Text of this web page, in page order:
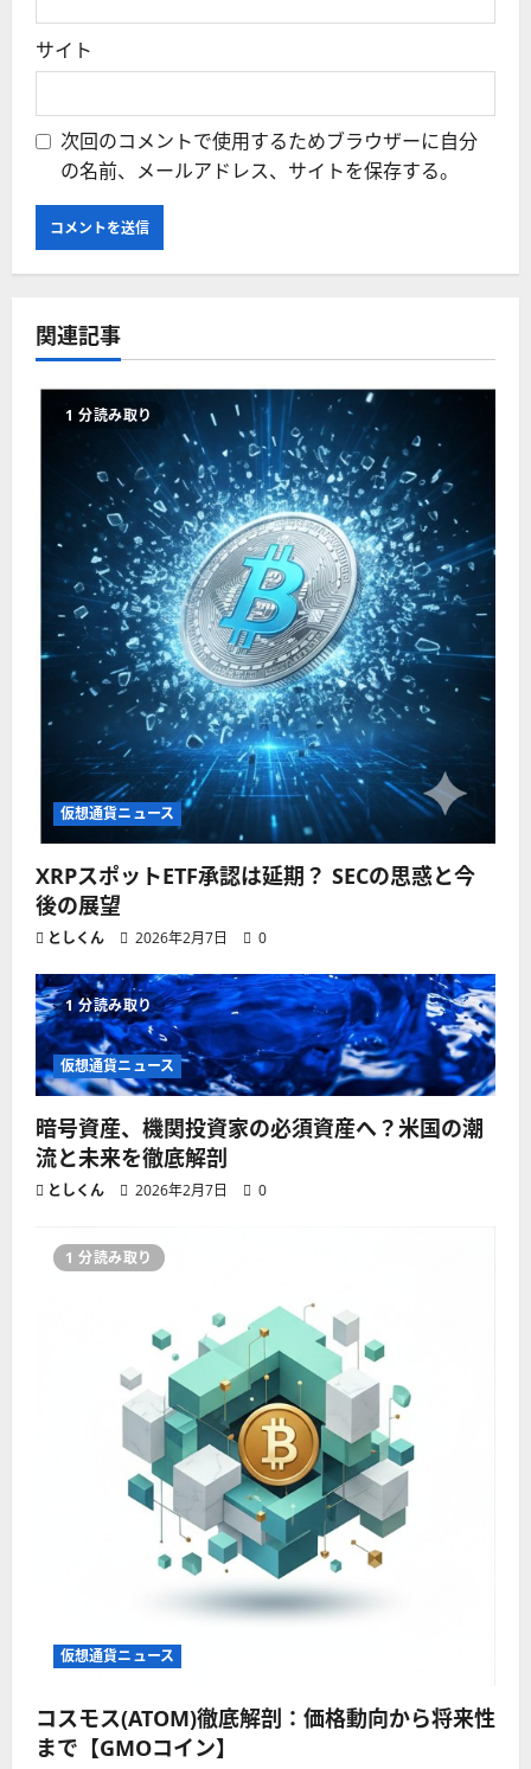
サイト
次回のコメントで使用するためブラウザーに自分
の名前、メールアドレス、サイトを保存する。
関連記事
1 分読み取り
仮想通貨ニュース
XRPスポットETF承認は延期？ SECの思惑と今
後の展望
としくん 2026年2月7日 0
1 分読み取り
仮想通貨ニュース
暗号資産、機関投資家の必須資産へ？米国の潮
流と未来を徹底解剖
としくん 2026年2月7日 0
1 分読み取り
仮想通貨ニュース
コスモス(ATOM)徹底解剖：価格動向から将来性
まで【GMOコイン】